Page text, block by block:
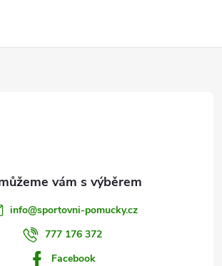
info@sportovni-pomucky.cz
777 176 372
Facebook